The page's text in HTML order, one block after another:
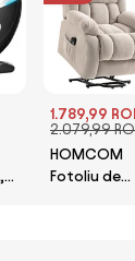
1.789,99
2.079,99
HOMCOM
Fotoliu de